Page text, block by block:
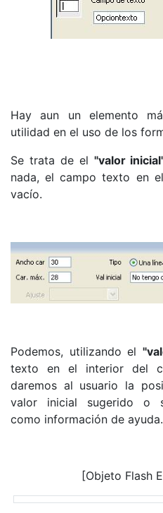
Hay aun un elemento
utilidad en el uso de los
Se trata de el "valor
nada, el campo texto en
vacío.
Podemos, utilizando el
texto en el interior del
daremos al usuario la
valor inicial sugerido o
como información de ayuda.
[Objeto Flash